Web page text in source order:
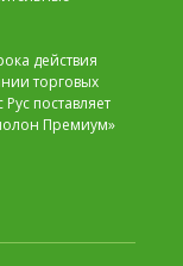
действия
торговых
поставляет
Премиум»